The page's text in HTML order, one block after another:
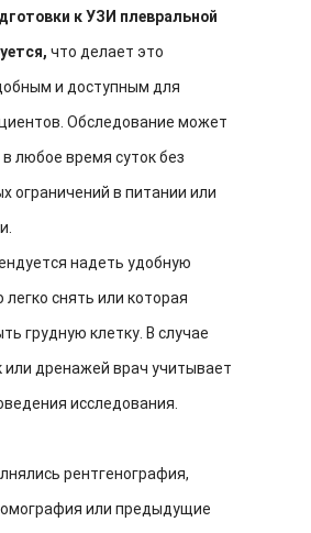
к УЗИ плевральной
что делает это
и доступным для
Обследование может
любое время суток без
ограничений в питании или
надеть удобную
снять или которая
грудную клетку. В случае
или дренажей врач учитывает
исследования.
рентгенография,
или предыдущие